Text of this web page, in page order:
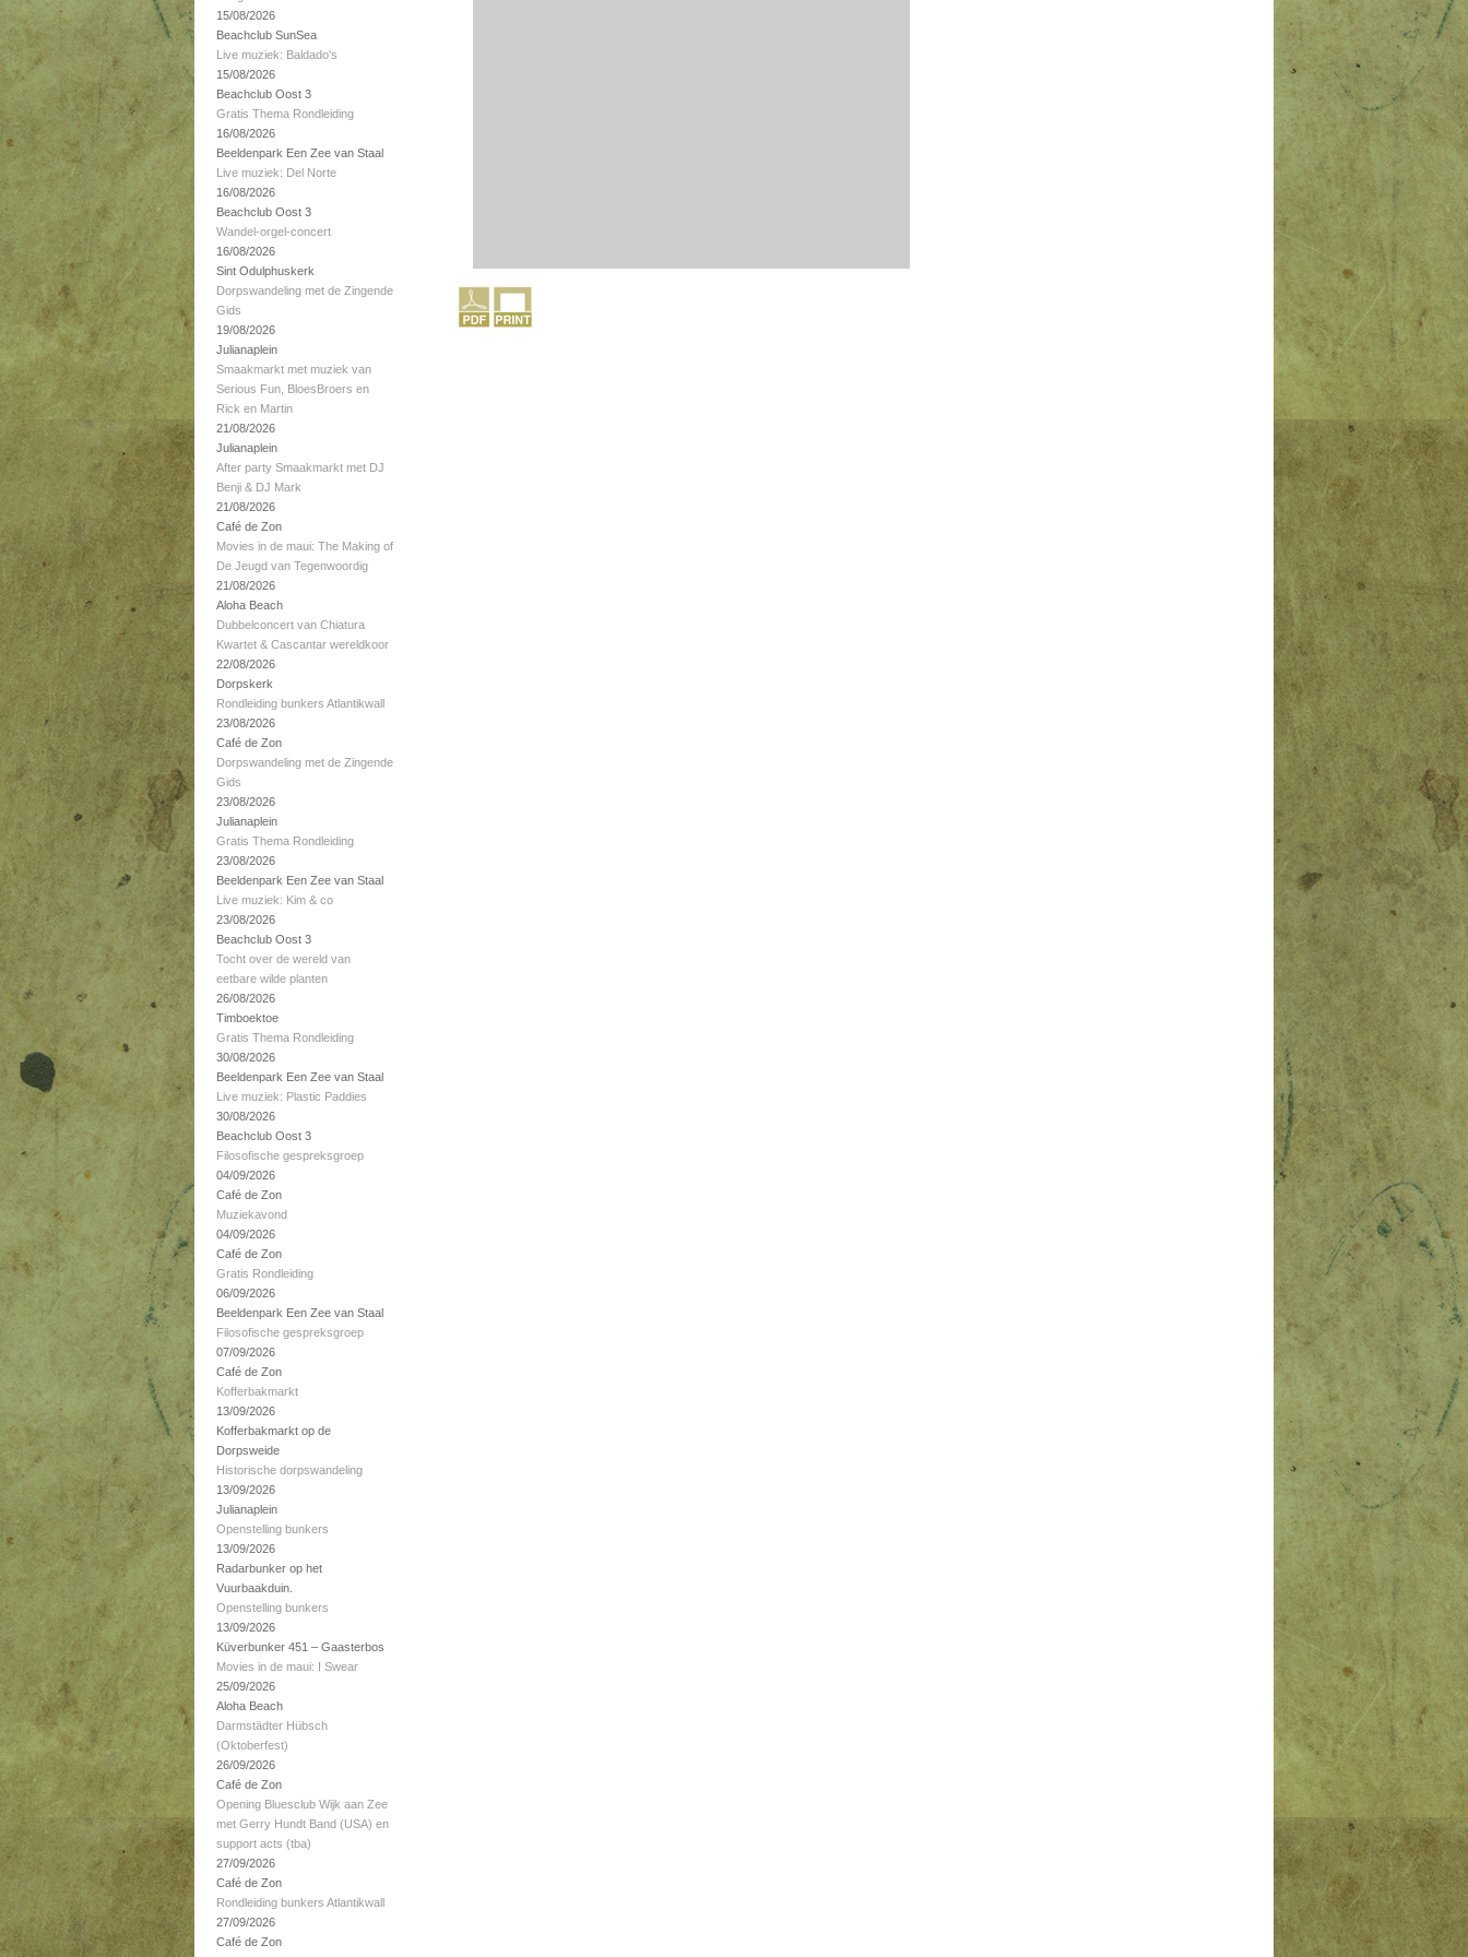
15/08/2026
Beachclub SunSea
Live muziek: Baldado's
15/08/2026
Beachclub Oost 3
Gratis Thema Rondleiding
16/08/2026
Beeldenpark Een Zee van Staal
Live muziek: Del Norte
16/08/2026
Beachclub Oost 3
Wandel-orgel-concert
16/08/2026
Sint Odulphuskerk
Dorpswandeling met de Zingende
Gids
19/08/2026
Julianaplein
Smaakmarkt met muziek van
Serious Fun, BloesBroers en
Rick en Martin
21/08/2026
Julianaplein
After party Smaakmarkt met DJ
Benji & DJ Mark
21/08/2026
Café de Zon
Movies in de maui: The Making of
De Jeugd van Tegenwoordig
21/08/2026
Aloha Beach
Dubbelconcert van Chiatura
Kwartet & Cascantar wereldkoor
22/08/2026
Dorpskerk
Rondleiding bunkers Atlantikwall
23/08/2026
Café de Zon
Dorpswandeling met de Zingende
Gids
23/08/2026
Julianaplein
Gratis Thema Rondleiding
23/08/2026
Beeldenpark Een Zee van Staal
Live muziek: Kim & co
23/08/2026
Beachclub Oost 3
Tocht over de wereld van
eetbare wilde planten
26/08/2026
Timboektoe
Gratis Thema Rondleiding
30/08/2026
Beeldenpark Een Zee van Staal
Live muziek: Plastic Paddies
30/08/2026
Beachclub Oost 3
Filosofische gespreksgroep
04/09/2026
Café de Zon
Muziekavond
04/09/2026
Café de Zon
Gratis Rondleiding
06/09/2026
Beeldenpark Een Zee van Staal
Filosofische gespreksgroep
07/09/2026
Café de Zon
Kofferbakmarkt
13/09/2026
Kofferbakmarkt op de
Dorpsweide
Historische dorpswandeling
13/09/2026
Julianaplein
Openstelling bunkers
13/09/2026
Radarbunker op het
Vuurbaakduin.
Openstelling bunkers
13/09/2026
Küverbunker 451 – Gaasterbos
Movies in de maui: I Swear
25/09/2026
Aloha Beach
Darmstädter Hübsch
(Oktoberfest)
26/09/2026
Café de Zon
Opening Bluesclub Wijk aan Zee
met Gerry Hundt Band (USA) en
support acts (tba)
27/09/2026
Café de Zon
Rondleiding bunkers Atlantikwall
27/09/2026
Café de Zon